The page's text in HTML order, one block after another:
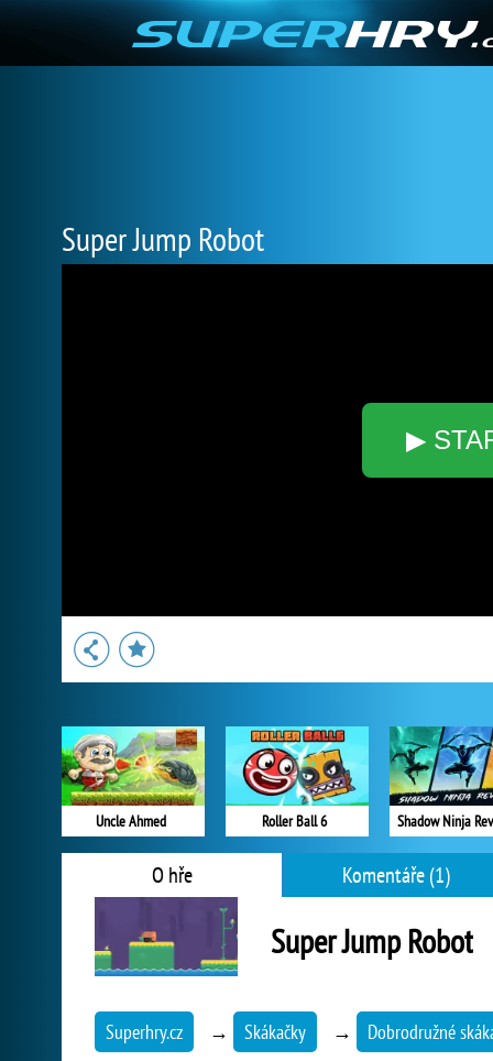
Super Jump Robot
▶
Uncle Ahmed Roller Ball 6 Shadow Ninja
O hře Komentáře (1)
Super Jump Robot
Superhry.cz → Skákačky → Dobrodružné